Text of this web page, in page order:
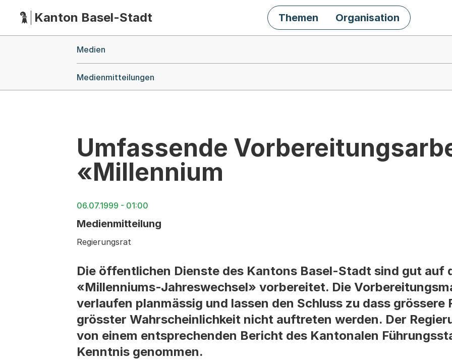
HauptnavigationKanton Basel-Stadt Themen Organisation
Medien
Medienmitteilungen
Umfassende
«Millennium
06.07.1999 - 01:00
Medienmitteilung
Regierungsrat
Die öffentlichen Dienste des Kantons Basel-Stadt sind gut auf
«Millenniums-Jahreswechsel» vorbereitet. Die
verlaufen planmässig und lassen den Schluss zu dass grössere
grösster Wahrscheinlichkeit nicht auftreten werden. Der
von einem entsprechenden Bericht des Kantonalen
Kenntnis genommen.